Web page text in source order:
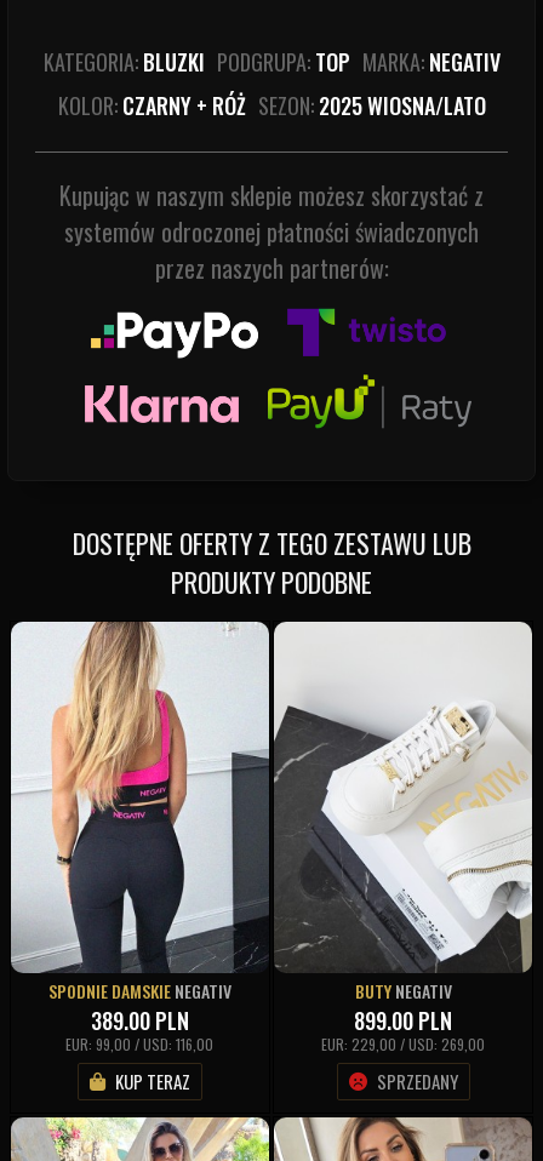
KATEGORIA:BLUZKI PODGRUPA:TOP MARKA:NEGATIV
KOLOR:CZARNY + RÓŻ SEZON:2025 WIOSNA/LATO
Kupując w naszym sklepie możesz skorzystać z
systemów odroczonej płatności świadczonych
przez naszych partnerów:
DOSTĘPNE OFERTY Z TEGO ZESTAWU LUB
PRODUKTY PODOBNE
SPODNIE DAMSKIENEGATIV
389.00PLN
EUR: 99,00 / USD: 116,00
KUP TERAZ
BUTYNEGATIV
899.00PLN
EUR: 229,00 / USD: 269,00
SPRZEDANY